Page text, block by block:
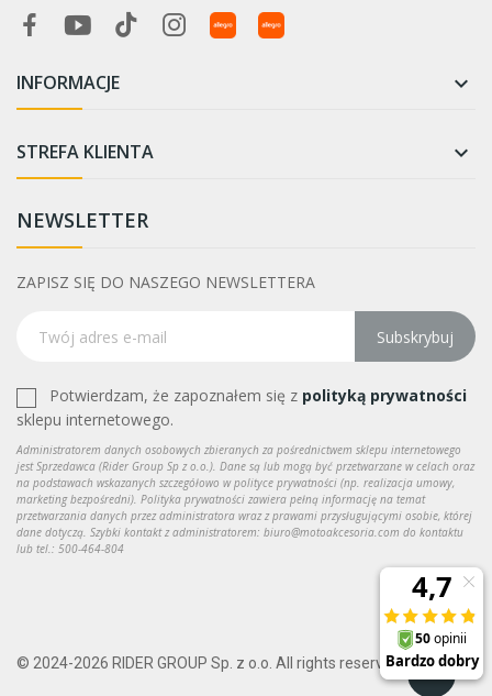
INFORMACJE 
STREFA KLIENTA 
NEWSLETTER
ZAPISZ SIĘ DO NASZEGO NEWSLETTERA
Subskrybuj
Potwierdzam, że zapoznałem się z polityką prywatności
sklepu internetowego.
Administratorem danych osobowych zbieranych za pośrednictwem sklepu internetowego
jest Sprzedawca (Rider Group Sp z o.o.). Dane są lub mogą być przetwarzane w celach oraz
na podstawach wskazanych szczegółowo w polityce prywatności (np. realizacja umowy,
marketing bezpośredni). Polityka prywatności zawiera pełną informację na temat
przetwarzania danych przez administratora wraz z prawami przysługującymi osobie, której
dane dotyczą. Szybki kontakt z administratorem: biuro@motoakcesoria.com do kontaktu
lub tel.: 500-464-804
© 2024-2026 RIDER GROUP Sp. z o.o. All rights reserved.